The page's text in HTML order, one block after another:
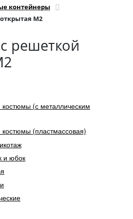
контейнеры
М2
решеткой
(с металлическим
(пластмассовая)
и юбок